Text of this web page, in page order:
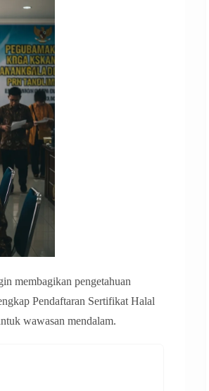
membagikan pengetahuan
Pendaftaran Sertifikat Halal
wawasan mendalam.